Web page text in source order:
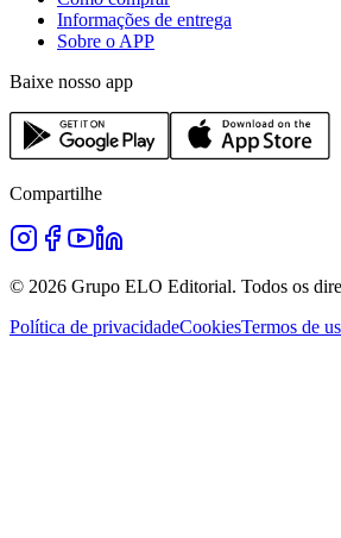
Informações de entrega
Sobre o APP
Baixe nosso app
Compartilhe
© 2026 Grupo ELO Editorial. Todos os
Política de privacidadeCookiesTermos de